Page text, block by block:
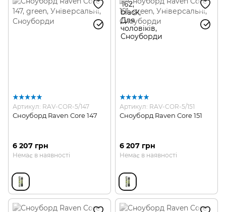
Артикул: RAV-COR-5/147
Сноуборд Raven Core 147
6 207 грн
Немає в наявності
Артикул: RAV-COR-5/151
Сноуборд Raven Core 151
6 207 грн
Немає в наявності